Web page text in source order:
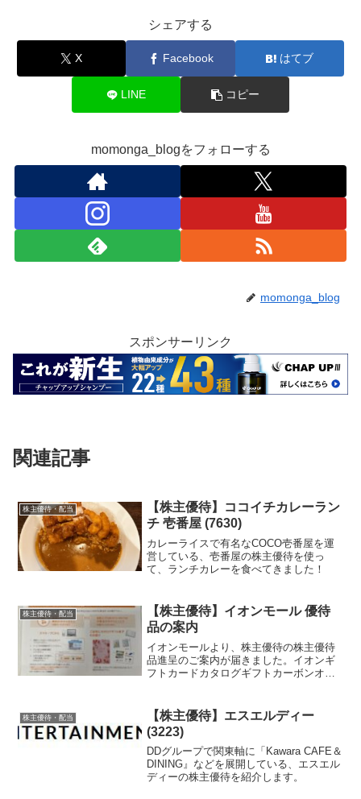
シェアする
X Facebook はてブ
LINE コピー
momonga_blogをフォローする
momonga_blog
スポンサーリンク
関連記事
株主優待・配当
【株主優待】ココイチカレーラン
チ 壱番屋 (7630)
カレーライスで有名なCOCO壱番屋を運
営している、壱番屋の株主優待を使っ
て、ランチカレーを食べてきました！
株主優待・配当
【株主優待】イオンモール 優待
品の案内
イオンモールより、株主優待の株主優待
品進呈のご案内が届きました。イオンギ
フトカードカタログギフトカーボンオフ
お米を選んだと思います。今回もカタロ
グギフトを選んで、食べ物を選ぶ
か・・・悩みます。イオン系列のお店が
近所に無いので、イオンギフトカードだ
と使い勝手が悪いのですよね～。マルエ
ツで使えると一番良かったのですが。
株主優待・配当
【株主優待】エスエルディー
(3223)
DDグループで関東軸に「Kawara CAFE＆
DINING』などを展開している、エスエル
ディーの株主優待を紹介します。